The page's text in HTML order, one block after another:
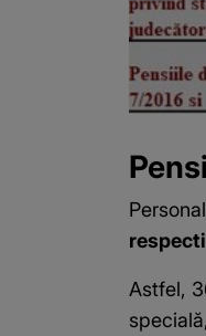
Astfel,